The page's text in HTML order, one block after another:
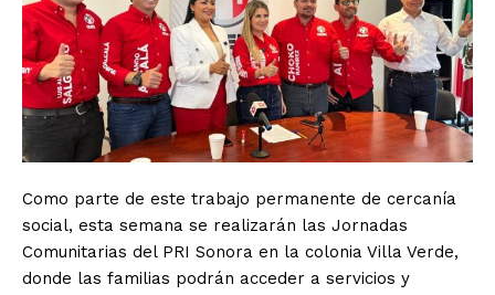
Como parte de este trabajo permanente de cercanía
social, esta semana se realizarán las Jornadas
Comunitarias del PRI Sonora en la colonia Villa Verde,
donde las familias podrán acceder a servicios y